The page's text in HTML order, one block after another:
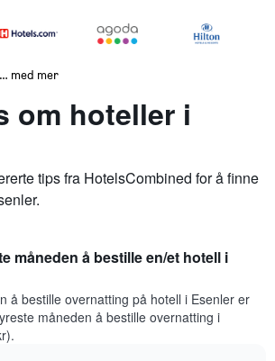
… med mer
om hoteller i
tips fra HotelsCombined for å finne
måneden å bestille en/et hotell i
å bestille overnatting på hotell i Esenler er
måneden å bestille overnatting i